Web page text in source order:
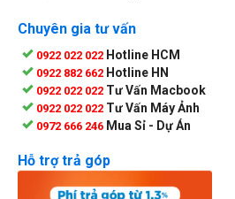
Chuyên gia tư vấn
0922 022 022 Hotline HCM
0922 882 662 Hotline HN
0922 022 022 Tư Vấn Macbook
0922 022 022 Tư Vấn Máy Ảnh
0972 666 246 Mua Sỉ - Dự Án
Hỗ trợ trả góp